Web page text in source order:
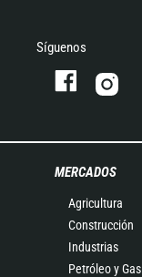
Síguenos
MERCADOS
Agricultura
Construcción
Industrias
Petróleo y Gas